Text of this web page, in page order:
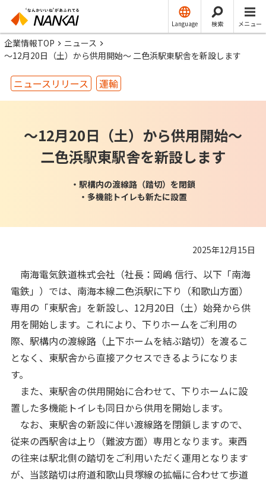
Language 検索 メニュー
企業情報TOP
ニュース
～12月20日（土）から供用開始～ 二色浜駅東駅舎を新設します
ニュースリリース 運輸
～12月20日（土）から供用開始～
二色浜駅東駅舎を新設します
・駅構内の渡線路（踏切）を閉鎖
・多機能トイレも新たに設置
2025年12月15日
南海電気鉄道株式会社（社長：岡嶋 信行、以下「南海
電鉄」）では、南海本線二色浜駅に下り（和歌山方面）
専用の「東駅舎」を新設し、12月20日（土）始発から供
用を開始します。これにより、下りホームをご利用の
際、駅構内の渡線路（上下ホームを結ぶ踏切）を渡るこ
となく、東駅舎から直接アクセスできるようになりま
す。
また、東駅舎の供用開始に合わせて、下りホームに設
置した多機能トイレも同日から供用を開始します。
なお、東駅舎の新設に伴い渡線路を閉鎖しますので、
従来の西駅舎は上り（難波方面）専用となります。東西
の往来は駅北側の踏切をご利用いただく運用となります
が、当該踏切は府道和歌山貝塚線の拡幅に合わせて歩道